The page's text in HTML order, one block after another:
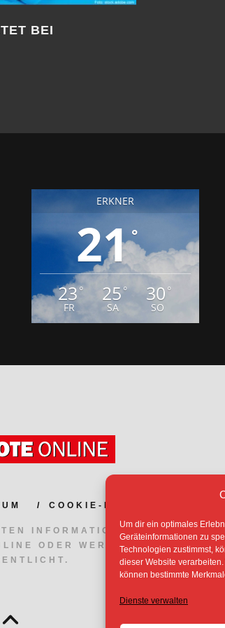
Um dir ein optimales
Geräteinformationen zu
Technologien zustimmst,
dieser Website
können bestimmte
Dienste verwalten
AUSBILDUNGSPLÄTZE BEI DER
ERKNER
21°
23°
FR
25°
SA
30 °
SO
COOKIE-RICHTLINIE (EU)
INFORMATIONEN
ODER WERDEN MIT